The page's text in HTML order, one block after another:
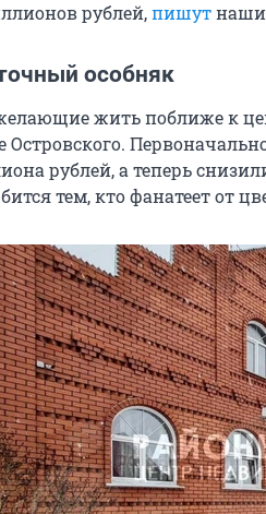
рублей,пишутнаши
особняк
жить поближе к
Островского.
рублей, а теперь
тем, кто фанатеет от